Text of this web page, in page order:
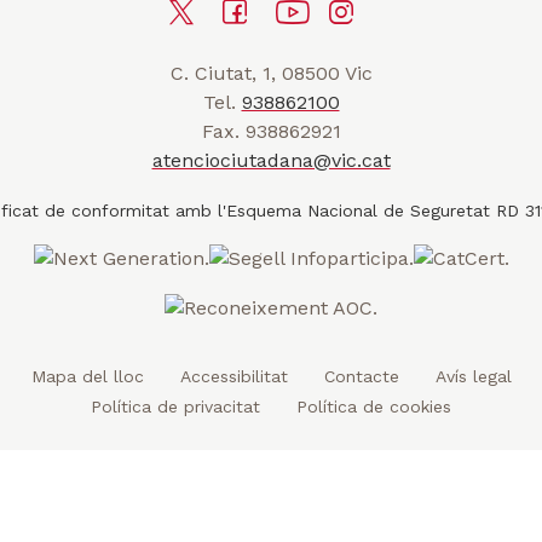
i
t
t
c
e
b
o
k
Y
u
t
u
s
a
a
m
C. Ciutat, 1, 08500 Vic
Tel. 938862100
Fax. 938862921
atenciociutadana@vic.cat
Mapa del lloc Accessibilitat Contacte
Avís legal
Política de privacitat
Política de cookies
t